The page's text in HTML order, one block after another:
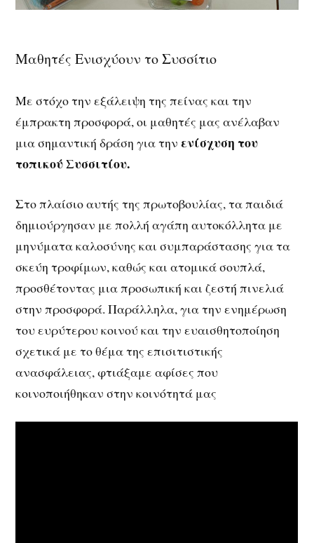
Μαθητές Ενισχύουν το Συσσίτιο
Με στόχο την εξάλειψη της πείνας και την
έμπρακτη προσφορά, οι μαθητές μας ανέλαβαν
μια σημαντική δράση για την ενίσχυση του
τοπικού Συσσιτίου.
Στο πλαίσιο αυτής της πρωτοβουλίας, τα παιδιά
δημιούργησαν με πολλή αγάπη αυτοκόλλητα με
μηνύματα καλοσύνης και συμπαράστασης για τα
σκεύη τροφίμων, καθώς και ατομικά σουπλά,
προσθέτοντας μια προσωπική και ζεστή πινελιά
στην προσφορά. Παράλληλα, για την ενημέρωση
του ευρύτερου κοινού και την ευαισθητοποίηση
σχετικά με το θέμα της επισιτιστικής
ανασφάλειας, φτιάξαμε αφίσες που
κοινοποιήθηκαν στην κοινότητά μας